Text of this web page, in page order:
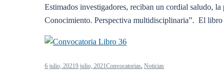
Estimados investigadores, reciban un cordial saludo,
Conocimiento. Perspectiva multidisciplinaria”. El
6 julio, 20219 julio, 2021Convocatorias Noticias